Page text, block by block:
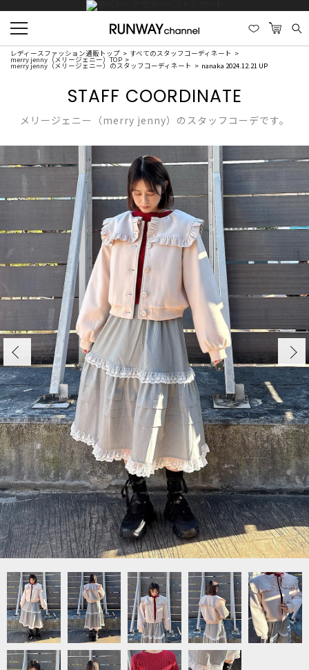
レディースファッション通販トップ すべてのスタッフコーディネート
merry jenny（メリージェニー）TOP
merry jenny（メリージェニー）のスタッフコーディネート nanaka 2024.12.21 UP
STAFF COORDINATE
メリージェニー（merry jenny）のスタッフコーデです。